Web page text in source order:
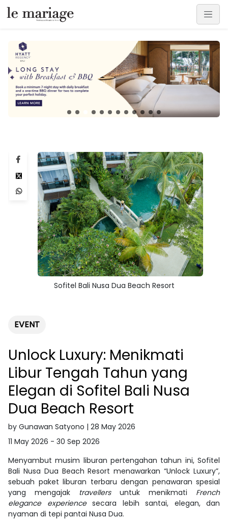
Sofitel Bali Nusa Dua Beach Resort
EVENT
Unlock Luxury: Menikmati
Libur Tengah Tahun yang
Elegan di Sofitel Bali Nusa
Dua Beach Resort
by Gunawan Satyono | 28 May 2026
11 May 2026 - 30 Sep 2026
Menyambut musim liburan pertengahan tahun ini, Sofitel
Bali Nusa Dua Beach Resort menawarkan “Unlock Luxury”,
sebuah paket liburan terbaru dengan penawaran spesial
yang mengajak travellersuntuk menikmati French
elegance experiencesecara lebih santai, elegan, dan
nyaman di tepi pantai Nusa Dua.